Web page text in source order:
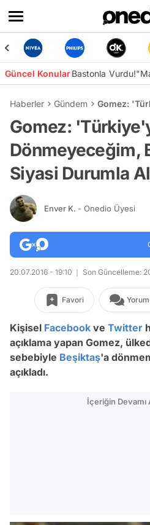
Güncel KonularBastonla Vurdu!
Haberler Gündem Gomez:
Gomez:
Dönmeyeceğim,
Siyasi Durumla
Enver K. - Onedio Üyesi
20.07.2016 - 19:10 Son Güncelleme:
Favori
Kişisel Facebook ve Twitter
açıklama yapan Gomez,
sebebiyle Beşiktaş'a
açıkladı.
İçeriğin Devamı